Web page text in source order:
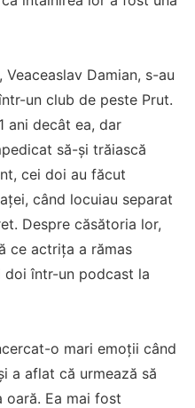
Damian, s-au
un club de peste Prut.
ani decât ea, dar
să-și trăiască
cei doi au făcut
când locuiau separat
Despre căsătoria lor,
ce actrița a rămas
doi într-un podcast la
o mari emoții când
a aflat că urmează să
oară. Ea mai fost